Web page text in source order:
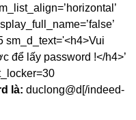
sm_d_text='<h4>Vui
để lấy password !</h4>’
là: duclong@d[/indeed-